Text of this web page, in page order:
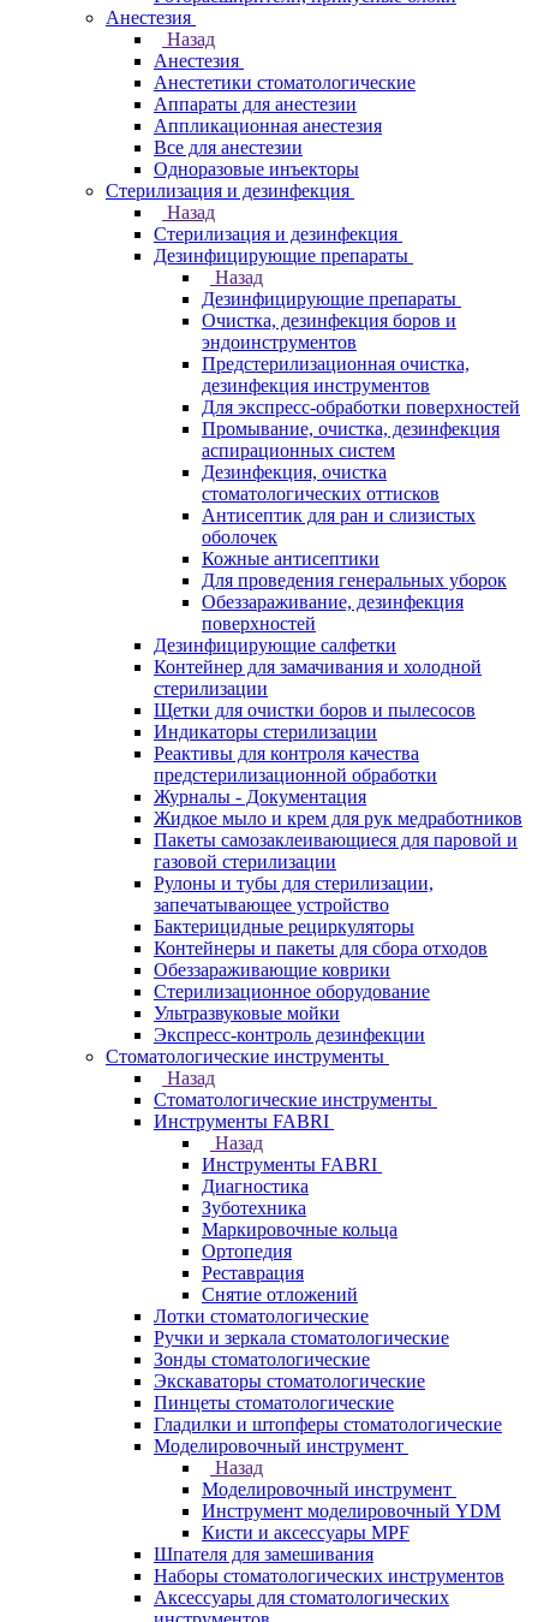
Анестезия
Назад
Анестезия
Анестетики стоматологические
Аппараты для анестезии
Аппликационная анестезия
Все для анестезии
Одноразовые инъекторы
Стерилизация и дезинфекция
Назад
Стерилизация и дезинфекция
Дезинфицирующие препараты
Назад
Дезинфицирующие препараты
Очистка, дезинфекция боров и
эндоинструментов
Предстерилизационная очистка,
дезинфекция инструментов
Для экспресс-обработки поверхностей
Промывание, очистка, дезинфекция
аспирационных систем
Дезинфекция, очистка
стоматологических оттисков
Антисептик для ран и слизистых
оболочек
Кожные антисептики
Для проведения генеральных уборок
Обеззараживание, дезинфекция
поверхностей
Дезинфицирующие салфетки
Контейнер для замачивания и холодной
стерилизации
Щетки для очистки боров и пылесосов
Индикаторы стерилизации
Реактивы для контроля качества
предстерилизационной обработки
Журналы - Документация
Жидкое мыло и крем для рук медработников
Пакеты самозаклеивающиеся для паровой и
газовой стерилизации
Рулоны и тубы для стерилизации,
запечатывающее устройство
Бактерицидные рециркуляторы
Контейнеры и пакеты для сбора отходов
Обеззараживающие коврики
Стерилизационное оборудование
Ультразвуковые мойки
Экспресс-контроль дезинфекции
Стоматологические инструменты
Назад
Стоматологические инструменты
Инструменты FABRI
Назад
Инструменты FABRI
Диагностика
Зуботехника
Маркировочные кольца
Ортопедия
Реставрация
Снятие отложений
Лотки стоматологические
Ручки и зеркала стоматологические
Зонды стоматологические
Экскаваторы стоматологические
Пинцеты стоматологические
Гладилки и штопферы стоматологические
Моделировочный инструмент
Назад
Моделировочный инструмент
Инструмент моделировочный YDM
Кисти и аксессуары MPF
Шпателя для замешивания
Наборы стоматологических инструментов
Аксессуары для стоматологических